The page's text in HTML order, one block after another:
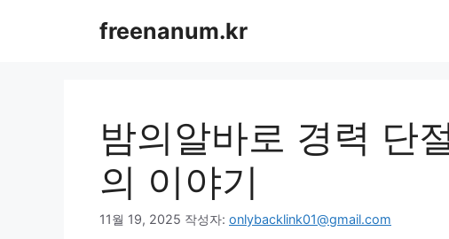
freenanum.kr
밤의알바로 경력 단
의 이야기
11월 19, 2025 작성자: onlybacklink01@gmail.com